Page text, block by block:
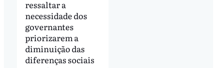
ressaltar a
necessidade dos
governantes
priorizarem a
diminuição das
diferenças sociais